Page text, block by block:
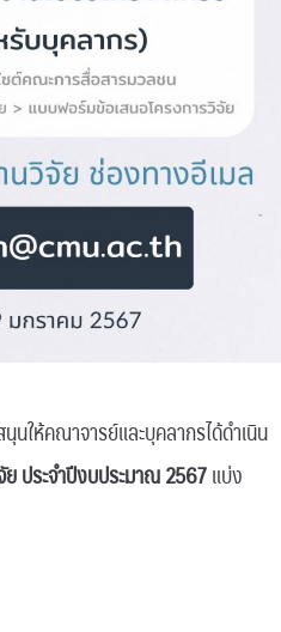
ให้คณาจารย์และบุคลากรได้ดำเนิน
ยประจำปีงบประมาณ 2567แบ่ง